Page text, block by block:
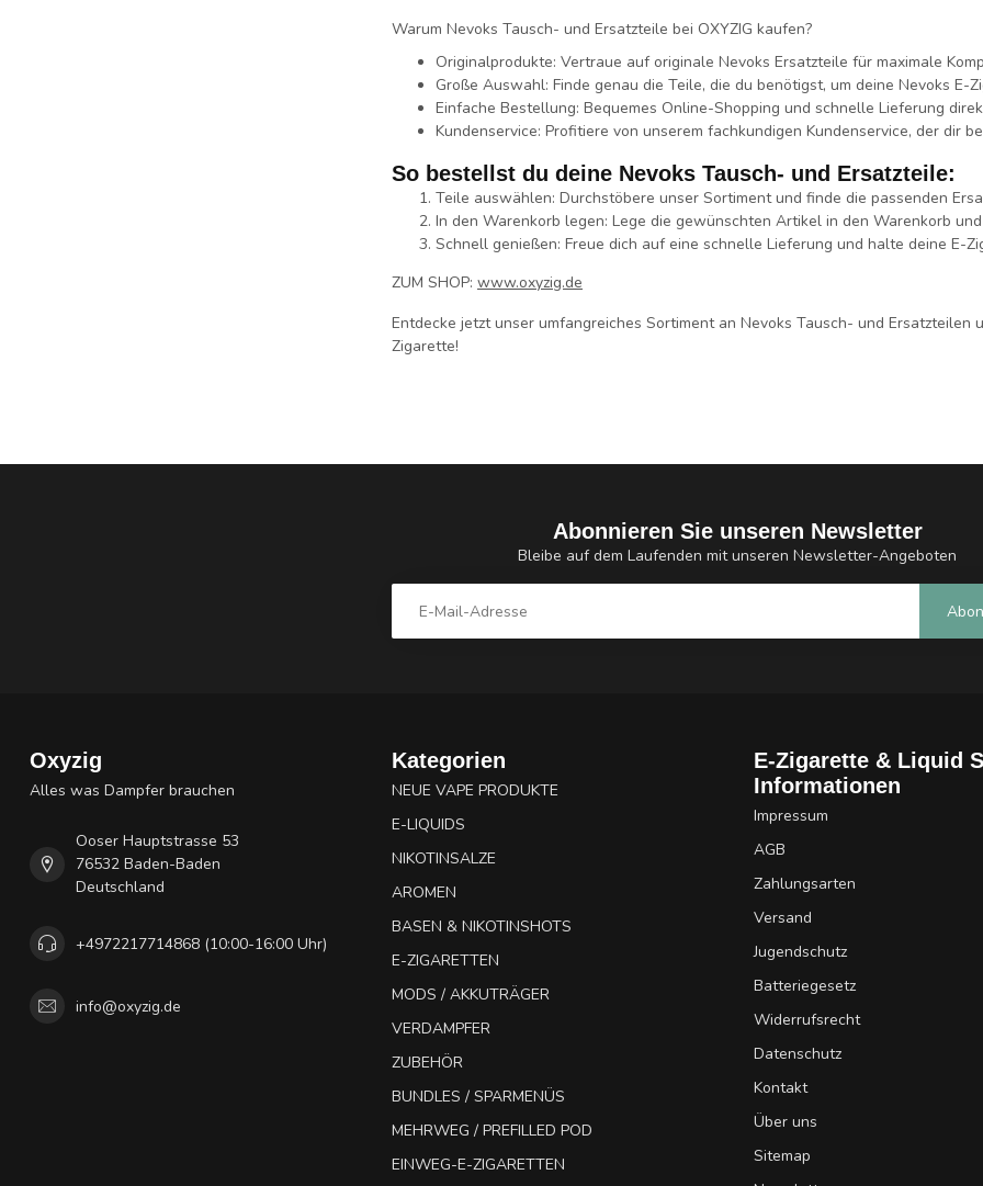
Warum Nevoks Tausch- und Ersatzteile bei OXYZIG kaufen?
Originalprodukte: Vertraue auf originale Nevoks Ersatzteile für maximale
Große Auswahl: Finde genau die Teile, die du benötigst, um deine Nevoks E-
Einfache Bestellung: Bequemes Online-Shopping und schnelle Lieferung
Kundenservice: Profitiere von unserem fachkundigen Kundenservice, der dir
So bestellst du deine Nevoks Tausch- und Ersatzteile:
Teile auswählen: Durchstöbere unser Sortiment und finde die passenden
In den Warenkorb legen: Lege die gewünschten Artikel in den Warenkorb
Schnell genießen: Freue dich auf eine schnelle Lieferung und halte deine E-
ZUM SHOP: www.oxyzig.de
Entdecke jetzt unser umfangreiches Sortiment an Nevoks Tausch- und
Zigarette!
Abonnieren Sie unseren Newsletter
Bleibe auf dem Laufenden mit unseren Newsletter-Angeboten
Oxyzig
Alles was Dampfer brauchen
Ooser Hauptstrasse 53
76532 Baden-Baden
Deutschland
+4972217714868 (10:00-16:00 Uhr)
info@oxyzig.de
Kategorien
NEUE VAPE PRODUKTE
E-LIQUIDS
NIKOTINSALZE
AROMEN
BASEN & NIKOTINSHOTS
E-ZIGARETTEN
MODS / AKKUTRÄGER
VERDAMPFER
ZUBEHÖR
BUNDLES / SPARMENÜS
MEHRWEG / PREFILLED POD
EINWEG-E-ZIGARETTEN
E-Zigarette & Liquid
Informationen
Impressum
AGB
Zahlungsarten
Versand
Jugendschutz
Batteriegesetz
Widerrufsrecht
Datenschutz
Kontakt
Über uns
Sitemap